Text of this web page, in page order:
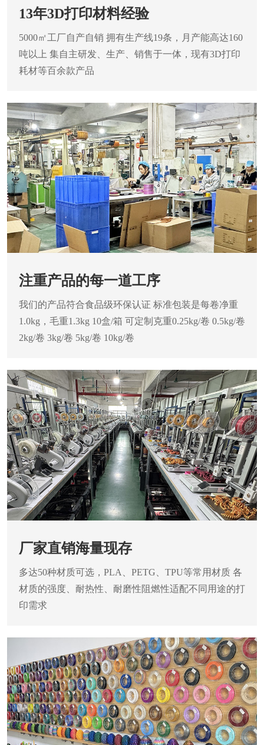
13年3D打印材料经验
5000㎡工厂自产自销 拥有生产线19条，月产能高达160
吨以上 集自主研发、生产、销售于一体，现有3D打印
耗材等百余款产品
注重产品的每一道工序
我们的产品符合食品级环保认证 标准包装是每卷净重
1.0kg，毛重1.3kg 10盒/箱 可定制克重0.25kg/卷 0.5kg/卷
2kg/卷 3kg/卷 5kg/卷 10kg/卷
厂家直销海量现存
多达50种材质可选，PLA、PETG、TPU等常用材质 各
材质的强度、耐热性、耐磨性阻燃性适配不同用途的打
印需求